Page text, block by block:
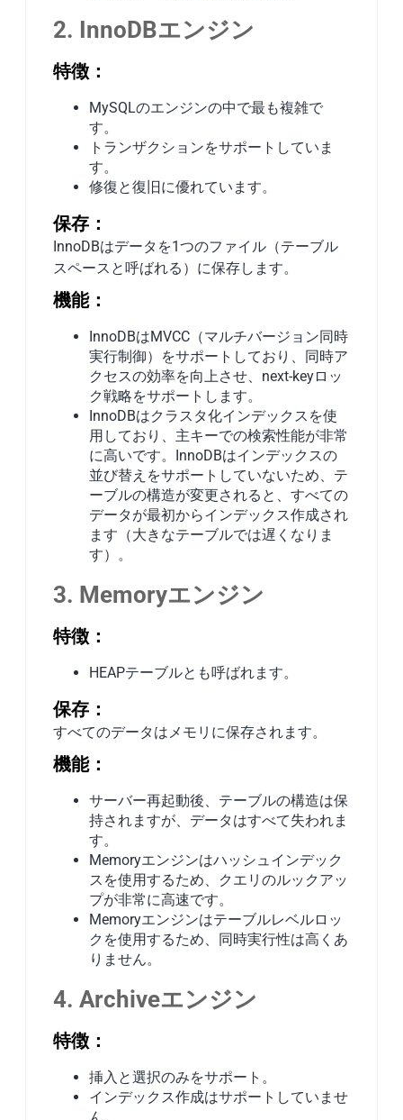
2. InnoDBエンジン
特徴：
MySQLのエンジンの中で最も複雑で
す。
トランザクションをサポートしていま
す。
修復と復旧に優れています。
保存：
InnoDBはデータを1つのファイル（テーブル
スペースと呼ばれる）に保存します。
機能：
InnoDBはMVCC（マルチバージョン同時
実行制御）をサポートしており、同時ア
クセスの効率を向上させ、next-keyロッ
ク戦略をサポートします。
InnoDBはクラスタ化インデックスを使
用しており、主キーでの検索性能が非常
に高いです。InnoDBはインデックスの
並び替えをサポートしていないため、テ
ーブルの構造が変更されると、すべての
データが最初からインデックス作成され
ます（大きなテーブルでは遅くなりま
す）。
3. Memoryエンジン
特徴：
HEAPテーブルとも呼ばれます。
保存：
すべてのデータはメモリに保存されます。
機能：
サーバー再起動後、テーブルの構造は保
持されますが、データはすべて失われま
す。
Memoryエンジンはハッシュインデック
スを使用するため、クエリのルックアッ
プが非常に高速です。
Memoryエンジンはテーブルレベルロッ
クを使用するため、同時実行性は高くあ
りません。
4. Archiveエンジン
特徴：
挿入と選択のみをサポート。
インデックス作成はサポートしていませ